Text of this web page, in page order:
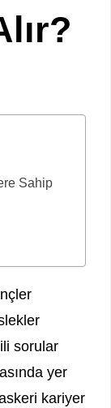
Sahip
sorular
yer
kariyer